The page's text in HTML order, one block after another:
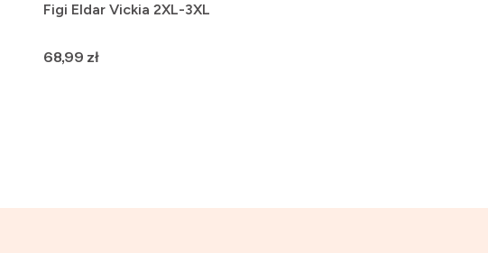
Figi Eldar Vickia 2XL-3XL
Cena
68,99 zł